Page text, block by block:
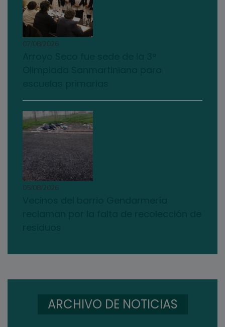
07/08/2026
05/08/2026
ARCHIVO DE NOTICIAS